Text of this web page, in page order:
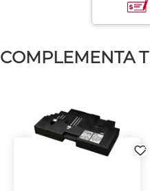
COMPLEMENTA